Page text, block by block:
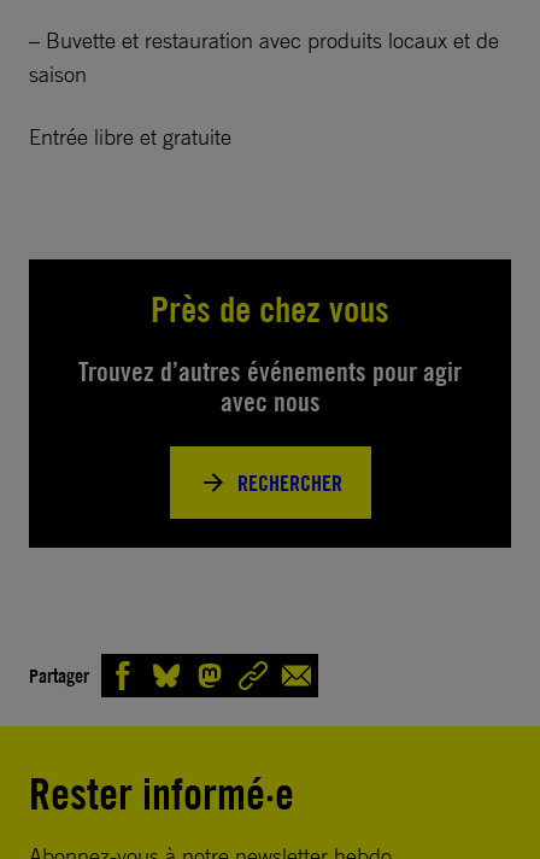
– Buvette et restauration avec produits locaux et de
saison
Entrée libre et gratuite
Près de chez vous
Trouvez d’autres événements pour agir
avec nous
RECHERCHER
Partager
Rester informé·e